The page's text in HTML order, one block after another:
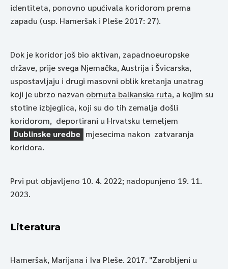
identiteta, ponovno upućivala koridorom prema
zapadu (usp. Hameršak i Pleše 2017: 27).
Dok je koridor još bio aktivan, zapadnoeuropske
države, prije svega Njemačka, Austrija i Švicarska,
uspostavljaju i drugi masovni oblik kretanja unatrag
koji je ubrzo nazvan obrnuta balkanska ruta, a kojim su
stotine izbjeglica, koji su do tih zemalja došli
koridorom, deportirani u Hrvatsku temeljem
Dublinske uredbe mjesecima nakon zatvaranja
koridora.
Prvi put objavljeno 10. 4. 2022; nadopunjeno 19. 11.
2023.
Literatura
Hameršak, Marijana i Iva Pleše. 2017. "Zarobljeni u